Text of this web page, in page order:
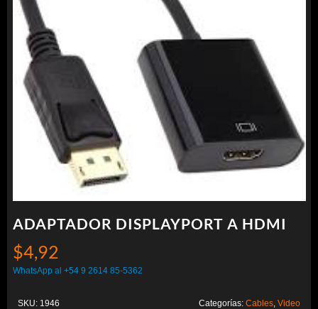
ADAPTADOR DISPLAYPORT A HDMI
$4,92
WhatsApp al +54 9 2614 85-5362
SKU: 1946 Categorías: Cables Video